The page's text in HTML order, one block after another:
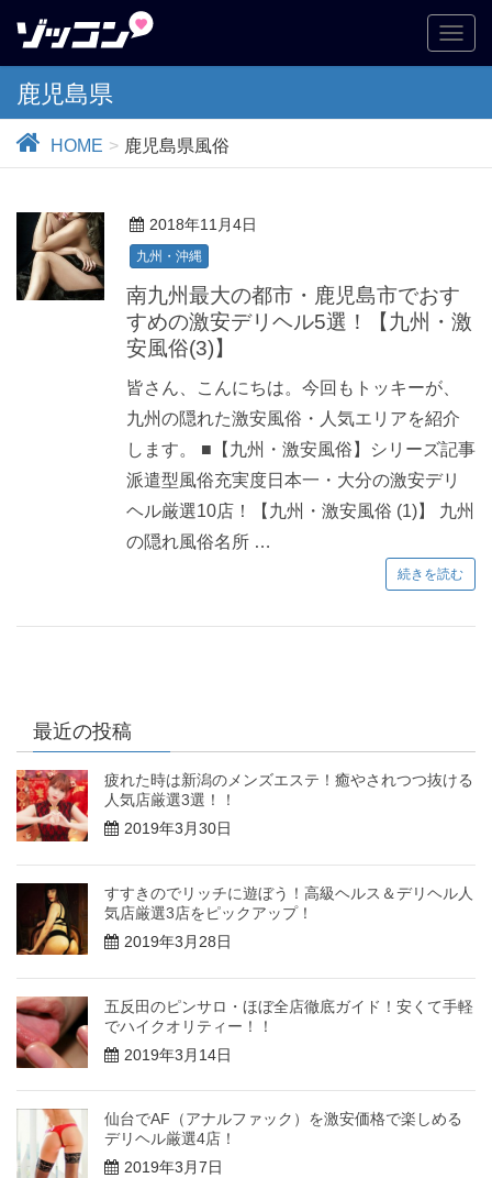
T
a
t
鹿児島県
HOME 鹿児島県風俗
2018年11月4日
九州・沖縄
南九州最大の都市・鹿児島市でおす
すめの激安デリヘル5選！【九州・激
安風俗(3)】
皆さん、こんにちは。今回もトッキーが、
九州の隠れた激安風俗・人気エリアを紹介
します。 ■【九州・激安風俗】シリーズ記事
派遣型風俗充実度日本一・大分の激安デリ
ヘル厳選10店！【九州・激安風俗 (1)】 九州
の隠れ風俗名所 …
続きを読む
最近の投稿
疲れた時は新潟のメンズエステ！癒やされつつ抜ける
人気店厳選3選！！
2019年3月30日
すすきのでリッチに遊ぼう！高級ヘルス＆デリヘル人
気店厳選3店をピックアップ！
2019年3月28日
五反田のピンサロ・ほぼ全店徹底ガイド！安くて手軽
でハイクオリティー！！
2019年3月14日
仙台でAF（アナルファック）を激安価格で楽しめる
デリヘル厳選4店！
2019年3月7日